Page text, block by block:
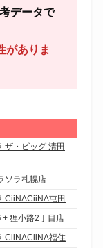
データで
がありま
ザ・ビッグ 清田
ソラ札幌店
CiiNACiiNA屯田
+ 狸小路2丁目店
CiiNACiiNA福住